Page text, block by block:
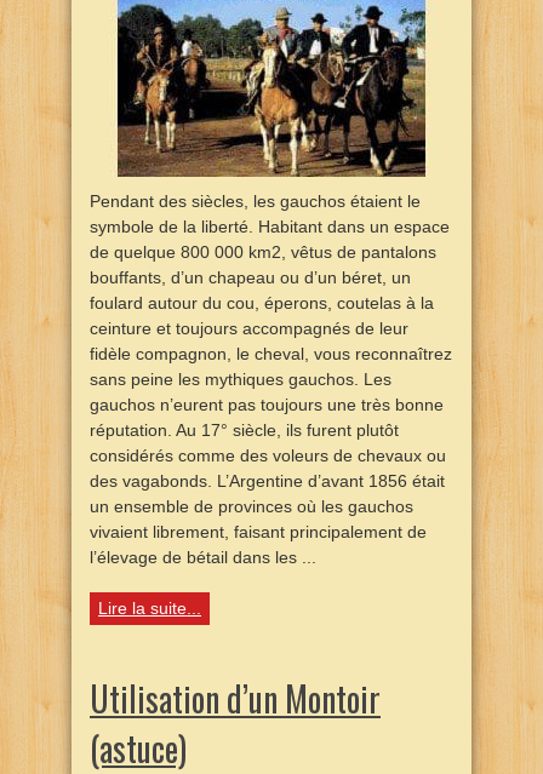
Pendant des siècles, les gauchos étaient le
symbole de la liberté. Habitant dans un espace
de quelque 800 000 km2, vêtus de pantalons
bouffants, d’un chapeau ou d’un béret, un
foulard autour du cou, éperons, coutelas à la
ceinture et toujours accompagnés de leur
fidèle compagnon, le cheval, vous reconnaîtrez
sans peine les mythiques gauchos. Les
gauchos n’eurent pas toujours une très bonne
réputation. Au 17° siècle, ils furent plutôt
considérés comme des voleurs de chevaux ou
des vagabonds. L’Argentine d’avant 1856 était
un ensemble de provinces où les gauchos
vivaient librement, faisant principalement de
l’élevage de bétail dans les ...
Lire la suite...
Utilisation d’un Montoir
(astuce)